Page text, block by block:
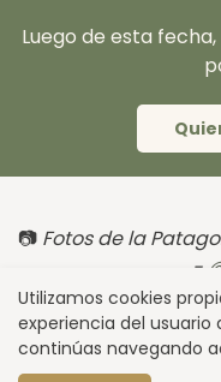
Luego de esta
📷 Fotos de la
-
Utilizamos cookies
experiencia del usuario
continúas navegando